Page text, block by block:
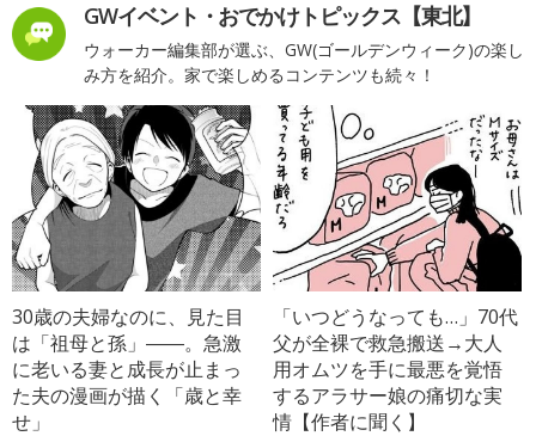
GWイベント・おでかけトピックス【東北】
ウォーカー編集部が選ぶ、GW(ゴールデンウィーク)の楽し
み方を紹介。家で楽しめるコンテンツも続々！
30歳の夫婦なのに、見た目
は「祖母と孫」――。急激
に老いる妻と成長が止まっ
た夫の漫画が描く「歳と幸
せ」
「いつどうなっても…」70代
父が全裸で救急搬送→大人
用オムツを手に最悪を覚悟
するアラサー娘の痛切な実
情【作者に聞く】